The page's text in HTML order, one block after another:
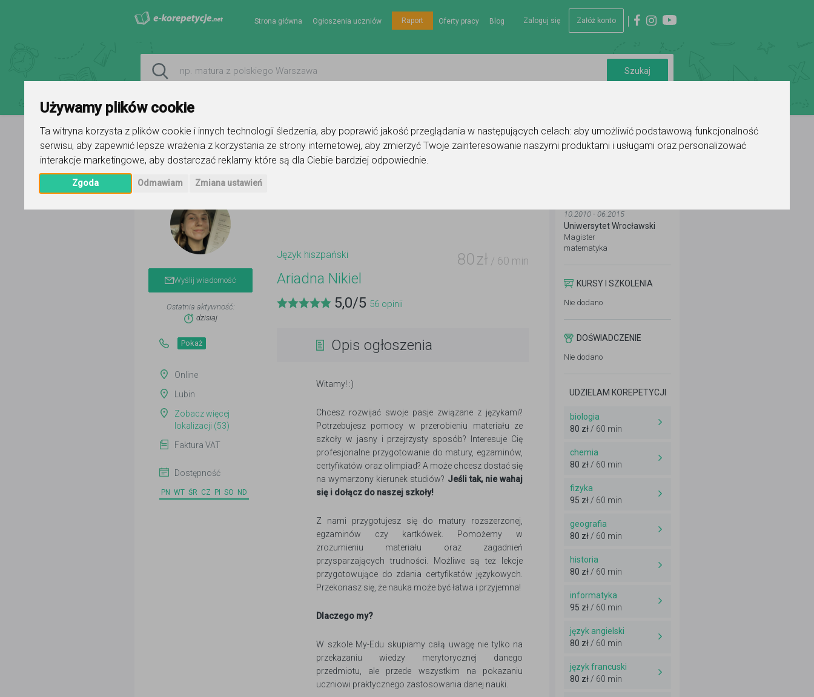
Używamy plików cookie
Ta witryna korzysta z plików cookie i innych technologii śledzenia, aby poprawić jakość przeglądania w następujących celach: aby umożliwić podstawową funkcjonalność
serwisu, aby zapewnić lepsze wrażenia z korzystania ze strony internetowej, aby zmierzyć Twoje zainteresowanie naszymi produktami i usługami oraz personalizować
interakcje marketingowe, aby dostarczać reklamy które są dla Ciebie bardziej odpowiednie.
Zgoda Odmawiam Zmiana ustawień
Zaloguj się Załóż konto
Strona główna Ogłoszenia uczniów Raport Oferty pracy Blog
Strona główna Ariadna Nikiel Ogłoszenie korepetytora - język hiszpański
Wyślij wiadomość
Ostatnia aktywność:
dzisiaj
Pokaż
Online
Lubin
Zobacz więcej
lokalizacji (53)
Faktura VAT
Dostępność
PN WT ŚR CZ PI SO ND
Język hiszpański 80 zł / 60 min
Ariadna Nikiel
5,0/5 56 opinii
Opis ogłoszenia
Witamy! :)
Chcesz rozwijać swoje pasje związane z językami?
Potrzebujesz pomocy w przerobieniu materiału ze
szkoły w jasny i przejrzysty sposób? Interesuje Cię
profesjonalne przygotowanie do matury, egzaminów,
certyfikatów oraz olimpiad? A może chcesz dostać się
na wymarzony kierunek studiów? Jeśli tak, nie wahaj
się i dołącz do naszej szkoły!
Z nami przygotujesz się do matury rozszerzonej,
egzaminów czy kartkówek. Pomożemy w
zrozumieniu materiału oraz zagadnień
przysparzających trudności. Możliwe są też lekcje
przygotowujące do zdania certyfikatów językowych.
Przekonasz się, że nauka może być łatwa i przyjemna!
Dlaczego my?
W szkole My-Edu skupiamy całą uwagę nie tylko na
przekazaniu wiedzy merytorycznej danego
przedmiotu, ale przede wszystkim na pokazaniu
uczniowi praktycznego zastosowania danej nauki.
10.2010 - 06.2015
Uniwersytet Wrocławski
Magister
matematyka
KURSY I SZKOLENIA
Nie dodano
DOŚWIADCZENIE
Nie dodano
UDZIELAM KOREPETYCJI
biologia
80 zł / 60 min
chemia
80 zł / 60 min
fizyka
95 zł / 60 min
geografia
80 zł / 60 min
historia
80 zł / 60 min
informatyka
95 zł / 60 min
język angielski
80 zł / 60 min
język francuski
80 zł / 60 min